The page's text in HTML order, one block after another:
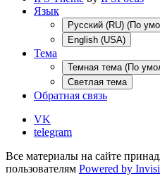
Язык
Русский (RU) (По
English (USA)
Тема
Темная тема (По
Светлая тема
Обратная связь
VK
telegram
Все материалы на сайте
пользователям Powered by